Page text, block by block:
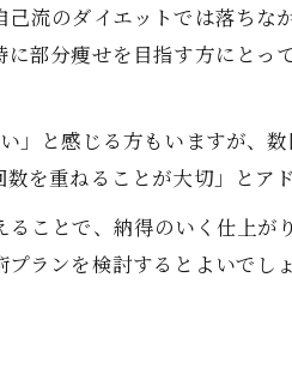
冷却で美しいシルエットを
肪冷却施術後の日常ケアで差
脂肪冷却の失敗しない選び方
冷却を千葉で失敗しない選
県の脂肪冷却で後悔しない
冷却サロン選びで重視すべき
県で信頼できる脂肪冷却の見
流のダイエットでは落ち
部分痩せを目指す方にと
」と感じる方もいますが、
を重ねることが大切」とア
ことで、納得のいく仕上
ランを検討するとよいでしょ